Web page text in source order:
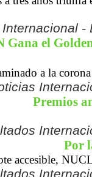
-
el
a la
Premios
Por
accesible,